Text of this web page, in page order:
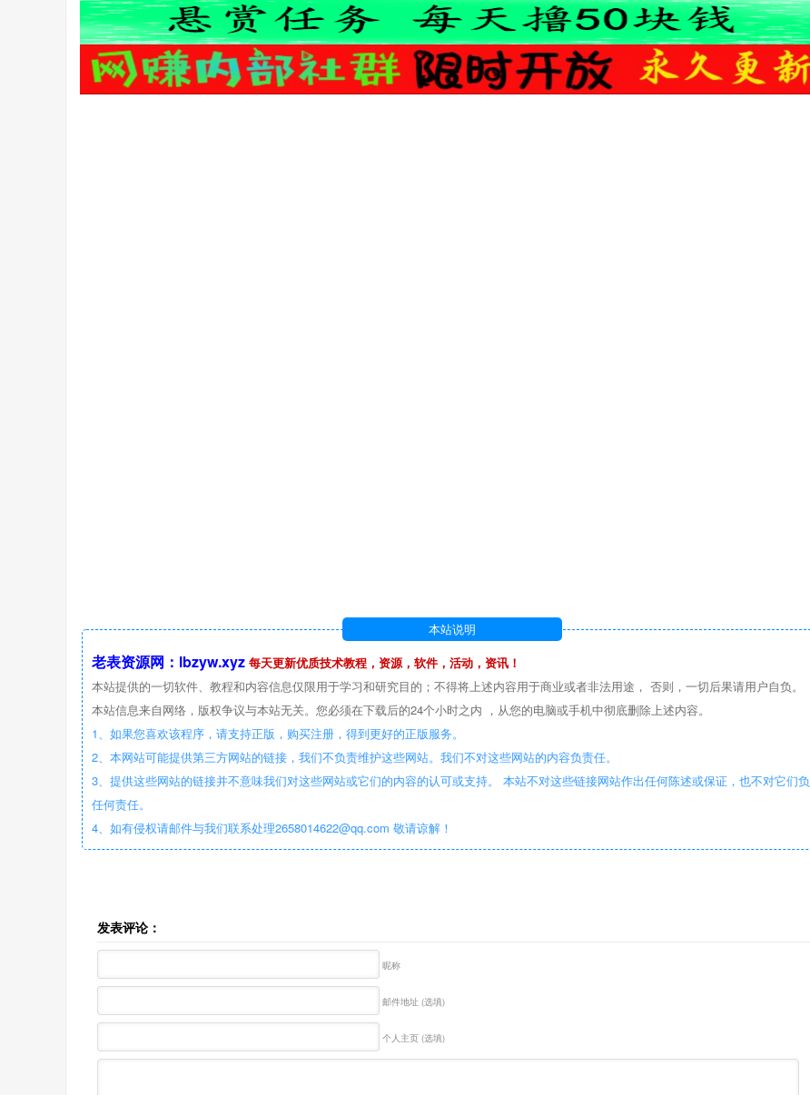
本站说明
老表资源网：lbzyw.xyz 每天更新优质技术教程，资源，软件，活动，资讯！
本站提供的一切软件、教程和内容信息仅限用于学习和研究目的；不得将上述内容用于商业或者非法用途， 否则，一切后果请用户自负。
本站信息来自网络，版权争议与本站无关。您必须在下载后的24个小时之内 ，从您的电脑或手机中彻底删除上述内容。
1、如果您喜欢该程序，请支持正版，购买注册，得到更好的正版服务。
2、本网站可能提供第三方网站的链接，我们不负责维护这些网站。我们不对这些网站的内容负责任。
3、提供这些网站的链接并不意味我们对这些网站或它们的内容的认可或支持。 本站不对这些链接网站作出任何陈述或保证，也不对它们负
任何责任。
4、如有侵权请邮件与我们联系处理2658014622@qq.com 敬请谅解！
发表评论：
昵称
邮件地址 (选填)
个人主页 (选填)